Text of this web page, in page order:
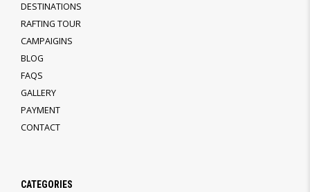
DESTINATIONS
RAFTING TOUR
CAMPAIGINS
BLOG
FAQS
GALLERY
PAYMENT
CONTACT
CATEGORIES